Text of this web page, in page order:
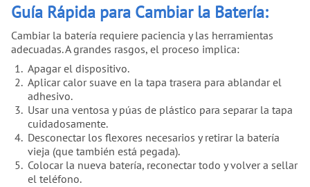
Guía Rápida para Cambiar la Batería:
Cambiar la batería requiere paciencia y las herramientas
adecuadas. A grandes rasgos, el proceso implica:
Apagar el dispositivo.
Aplicar calor suave en la tapa trasera para ablandar el
adhesivo.
Usar una ventosa y púas de plástico para separar la tapa
cuidadosamente.
Desconectar los flexores necesarios y retirar la batería
vieja (que también está pegada).
Colocar la nueva batería, reconectar todo y volver a sellar
el teléfono.